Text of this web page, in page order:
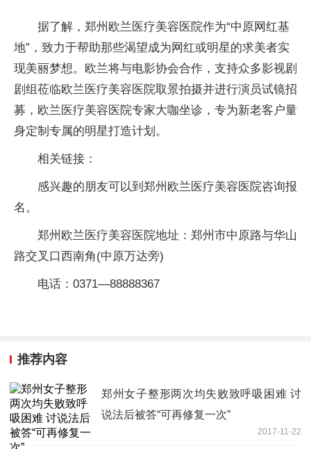
据了解，郑州欧兰医疗美容医院作为“中原网红基
地”，致力于帮助那些渴望成为网红或明星的求美者实
现美丽梦想。欧兰将与电影协会合作，支持众多影视剧
剧组莅临欧兰医疗美容医院取景拍摄并进行演员试镜招
募，欧兰医疗美容医院专家大咖坐诊，专为新老客户量
身定制专属的明星打造计划。
相关链接：
感兴趣的朋友可以到郑州欧兰医疗美容医院咨询报
名。
郑州欧兰医疗美容医院地址：郑州市中原路与华山
路交叉口西南角(中原万达旁)
电话：0371—88888367
推荐内容
郑州女子整形两次均失败致呼吸困难 讨
说法后被答“可再修复一次”
2017-11-22